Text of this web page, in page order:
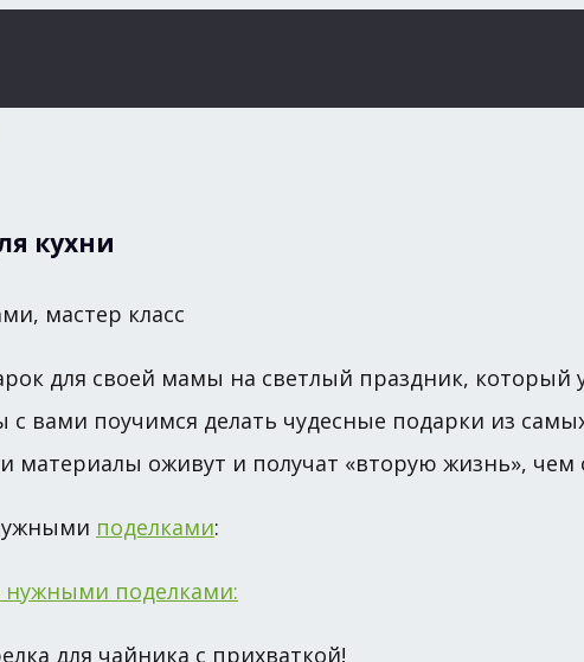
кухни
для своей мамы на светлый праздник, который
с вами поучимся делать чудесные подарки из
материалы оживут и получат «вторую жизнь»,
поделками:
для чайника с прихваткой!